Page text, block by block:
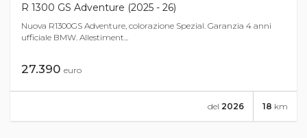
R 1300 GS Adventure (2025 - 26)
Nuova R1300GS Adventure, colorazione Spezial. Garanzia 4 anni
ufficiale BMW. Allestiment...
27.390 euro
18 km
del 2026